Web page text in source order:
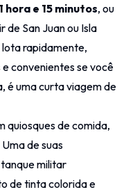
1 hora e 15 minutos, ou
de San Juan ou Isla
rapidamente,
convenientes se você
é uma curta viagem de
quiosques de comida,
de suas
militar
de tinta colorida e